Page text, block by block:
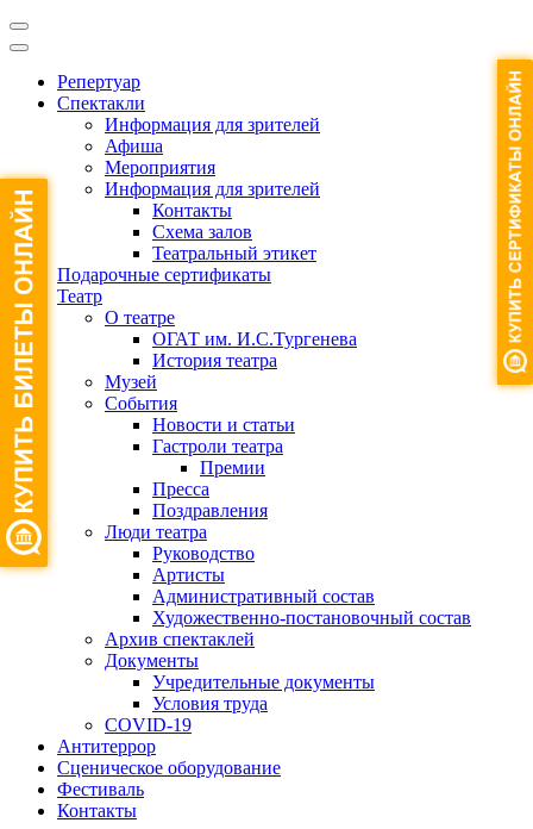
Репертуар
Спектакли
Информация для зрителей
Афиша
Мероприятия
Информация для зрителей
Контакты
Схема залов
Театральный этикет
Подарочные сертификаты
Театр
О театре
ОГАТ им. И.С.Тургенева
История театра
Музей
События
Новости и статьи
Гастроли театра
Премии
Пресса
Поздравления
Люди театра
Руководство
Артисты
Административный состав
Художественно-постановочный состав
Архив спектаклей
Документы
Учредительные документы
Условия труда
COVID-19
Антитеррор
Сценическое оборудование
Фестиваль
Контакты